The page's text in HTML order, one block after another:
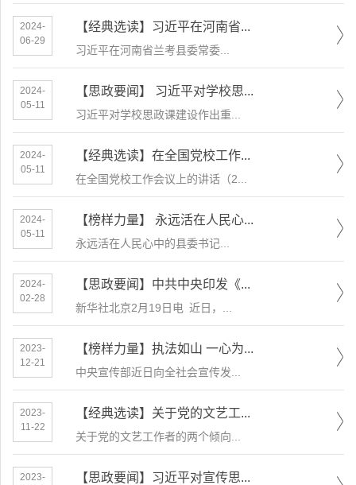
2024-
06-29
【经典选读】习近平在河南省...
​习近平在河南省兰考县委常委...
2024-
05-11
【思政要闻】 习近平对学校思...
习近平对学校思政课建设作出重...
2024-
05-11
【经典选读】在全国党校工作...
在全国党校工作会议上的讲话（2...
2024-
05-11
【榜样力量】 永远活在人民心...
​永远活在人民心中的县委书记...
2024-
02-28
【思政要闻】中共中央印发《...
​新华社北京2月19日电 近日，...
2023-
12-21
【榜样力量】执法如山 一心为...
中央宣传部近日向全社会宣传发...
2023-
11-22
【经典选读】关于党的文艺工...
关于党的文艺工作者的两个倾向...
2023-
【思政要闻】习近平对宣传思...